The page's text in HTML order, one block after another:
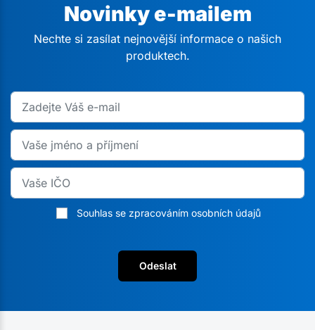
Novinky e-mailem
Nechte si zasílat nejnovější informace o našich
produktech.
Souhlas se zpracováním osobních údajů
Odeslat